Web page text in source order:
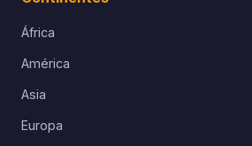
África
América
Asia
Europa